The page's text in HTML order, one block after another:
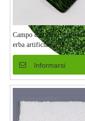
Campo da calcio
erba artificiale con
da 55 mm
Informarsi